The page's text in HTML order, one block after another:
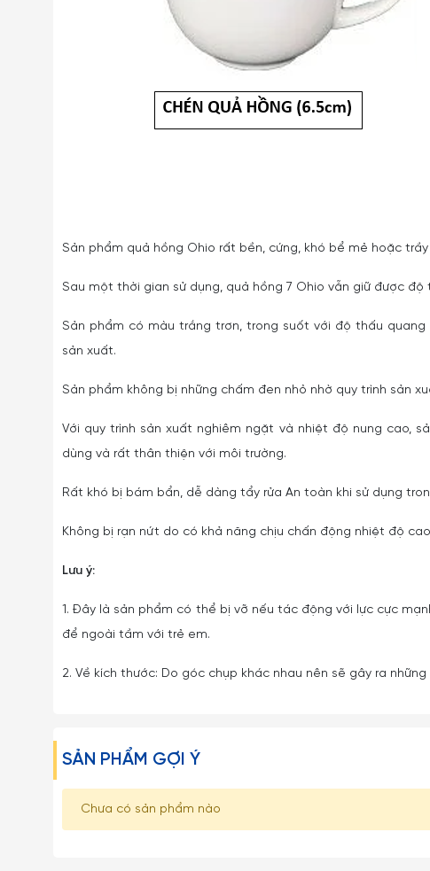
Sản phẩm quả hồng Ohio rất bền, cứng, khó bể mẻ hoặc
Sau một thời gian sử dụng, quả hồng 7 Ohio vẫn giữ được
Sản phẩm có màu trắng trơn, trong suốt với độ thấu
sản xuất.
Sản phẩm không bị những chấm đen nhỏ nhờ quy trình sản
Với quy trình sản xuất nghiêm ngặt và nhiệt độ nung cao,
dùng và rất thân thiện với môi trường.
Rất khó bị bám bẩn, dễ dàng tẩy rửa An toàn khi sử dụng
Không bị rạn nứt do có khả năng chịu chấn động nhiệt độ
Lưu ý:
1. Đây là sản phẩm có thể bị vỡ nếu tác động với lực cực
để ngoài tầm với trẻ em.
2. Về kích thước: Do góc chụp khác nhau nên sẽ gây ra
SẢN PHẨM GỢI Ý
Chưa có sản phẩm nào